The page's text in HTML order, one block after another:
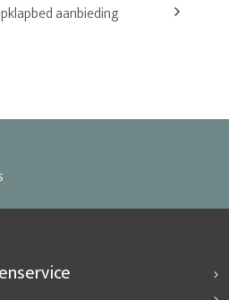
aanbieding